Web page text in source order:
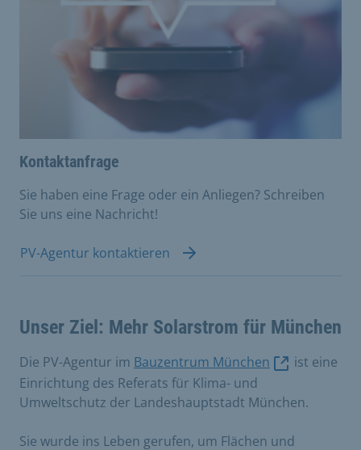
Kontaktanfrage
Sie haben eine Frage oder ein Anliegen? Schreiben
Sie uns eine Nachricht!
PV-Agentur kontaktieren
Unser Ziel: Mehr Solarstrom für München
Die PV-Agentur im Bauzentrum München
ist eine
Einrichtung des Referats für Klima- und
Umweltschutz der Landeshauptstadt München.
Sie wurde ins Leben gerufen, um Flächen und